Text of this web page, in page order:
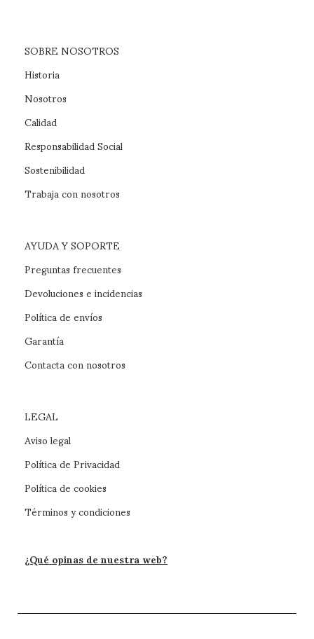
SOBRE NOSOTROS
Historia
Nosotros
Calidad
Responsabilidad Social
Sostenibilidad
Trabaja con nosotros
AYUDA Y SOPORTE
Preguntas frecuentes
Devoluciones e incidencias
Política de envíos
Garantía
Contacta con nosotros
LEGAL
Aviso legal
Política de Privacidad
Política de cookies
Términos y condiciones
¿Qué opinas de nuestra web?